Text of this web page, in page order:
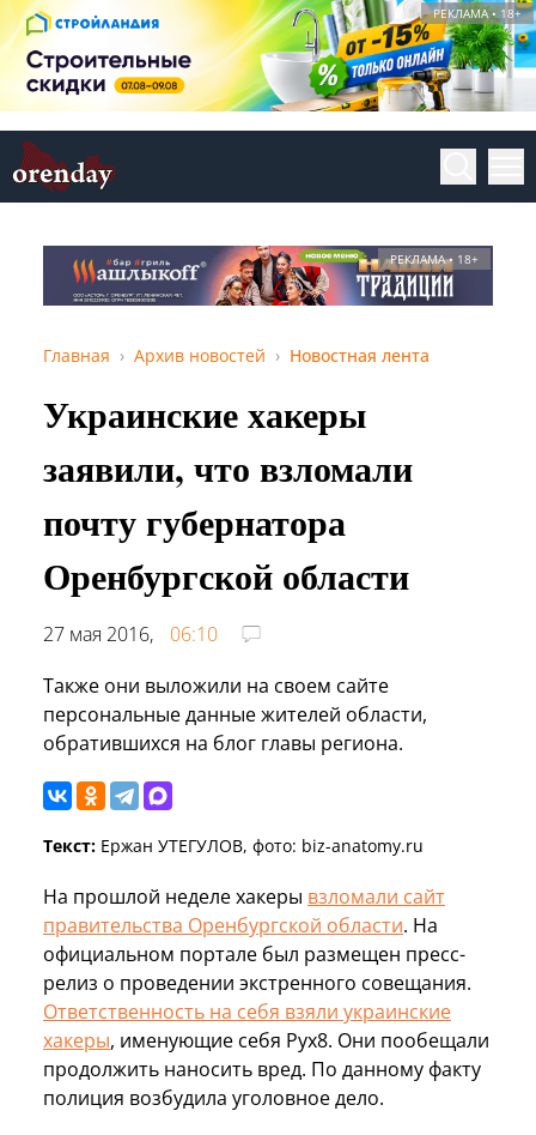
РЕКЛАМА • 18+
РЕКЛАМА • 18+
Главная Архив новостей Новостная лента
Украинские хакеры
заявили, что взломали
почту губернатора
Оренбургской области
27 мая 2016,
06:10
Также они выложили на своем сайте
персональные данные жителей области,
обратившихся на блог главы региона.
Текст: Ержан УТЕГУЛОВ, фото: biz-anatomy.ru
На прошлой неделе хакеры взломали сайт
правительства Оренбургской области. На
официальном портале был размещен пресс-
релиз о проведении экстренного совещания.
Ответственность на себя взяли украинские
хакеры, именующие себя Рух8. Они пообещали
продолжить наносить вред. По данному факту
полиция возбудила уголовное дело.